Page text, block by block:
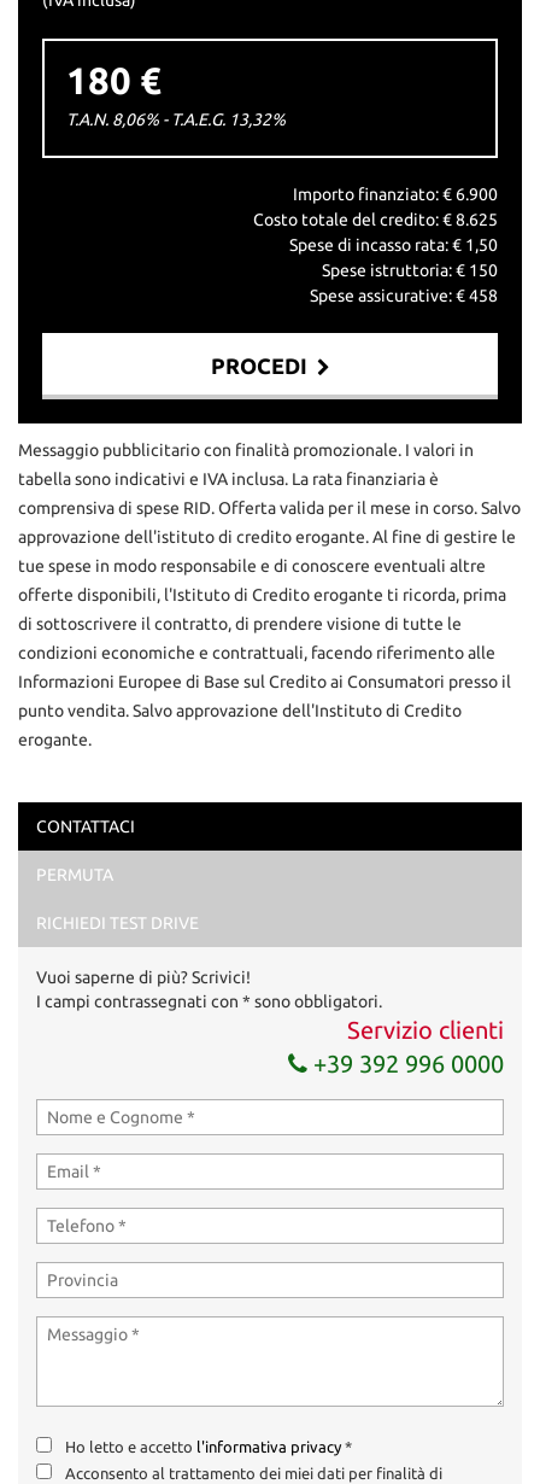
180 €
T.A.N. 8,06% - T.A.E.G. 13,32%
Importo finanziato: € 6.900
Costo totale del credito: €8.625
Spese di incasso rata: € 1,50
Spese istruttoria: € 150
Spese assicurative: €458
PROCEDI
Contattaci
Ho letto e accettol'informativa privacy*
Acconsento al trattamento dei miei dati per finalità di
Invia la tua richiesta
Messaggio pubblicitario con finalità promozionale. I valori in
tabella sono indicativi e IVA inclusa. La rata finanziaria è
comprensiva di spese RID. Offerta valida per il mese in corso. Salvo
approvazione dell'istituto di credito erogante. Al fine di gestire le
tue spese in modo responsabile e di conoscere eventuali altre
offerte disponibili, l'Istituto di Credito erogante ti ricorda, prima
di sottoscrivere il contratto, di prendere visione di tutte le
condizioni economiche e contrattuali, facendo riferimento alle
Informazioni Europee di Base sul Credito ai Consumatori presso il
punto vendita. Salvo approvazione dell'Instituto di Credito
erogante.
CONTATTACI
PERMUTA
RICHIEDI TEST DRIVE
Vuoi saperne di più? Scrivici!
I campi contrassegnati con * sono obbligatori.
Servizio clienti
+39 392 996 0000
Ho letto e accetto l'informativa privacy*
Acconsento al trattamento dei miei dati per finalità di